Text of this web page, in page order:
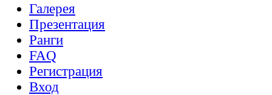
Галерея
Презентация
Ранги
FAQ
Регистрация
Вход